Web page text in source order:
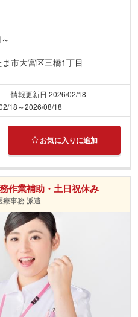
市大宮区三橋1丁目
情報更新日 2026/02/18
18～2026/08/18
お気に入りに追加
作業補助・土日祝休み
療事務 派遣